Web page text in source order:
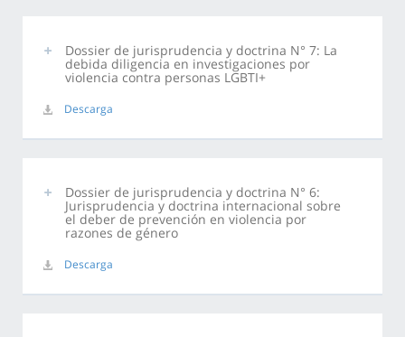
Dossier de jurisprudencia y doctrina N° 7: La
debida diligencia en investigaciones por
violencia contra personas LGBTI+
Descarga
Dossier de jurisprudencia y doctrina N° 6:
Jurisprudencia y doctrina internacional sobre
el deber de prevención en violencia por
razones de género
Descarga